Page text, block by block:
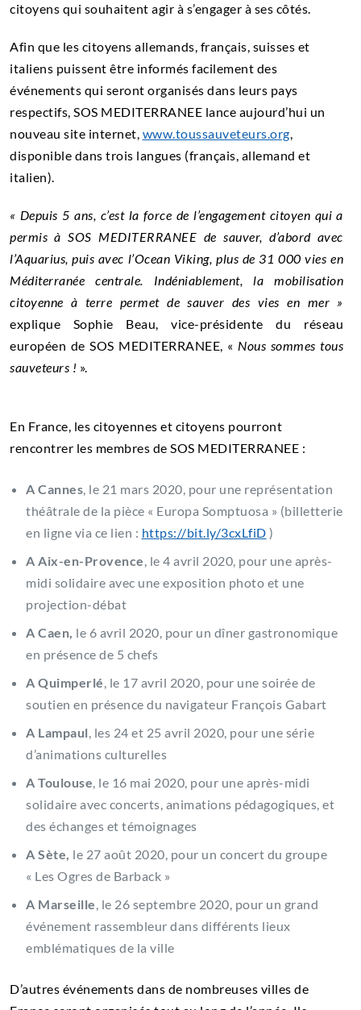
citoyens qui souhaitent agir à s’engager à ses côtés.
Afin que les citoyens allemands, français, suisses et
italiens puissent être informés facilement des
événements qui seront organisés dans leurs pays
respectifs, SOS MEDITERRANEE lance aujourd’hui un
nouveau site internet, www.toussauveteurs.org,
disponible dans trois langues (français, allemand et
italien).
« Depuis 5 ans, c’est la force de l’engagement citoyen qui a
permis à SOS MEDITERRANEE de sauver, d’abord avec
l’Aquarius, puis avec l’Ocean Viking, plus de 31 000 vies en
Méditerranée centrale. Indéniablement, la mobilisation
citoyenne à terre permet de sauver des vies en mer »
explique Sophie Beau, vice-présidente du réseau
européen de SOS MEDITERRANEE, « Nous sommes tous
sauveteurs ! ».
En France, les citoyennes et citoyens pourront
rencontrer les membres de SOS MEDITERRANEE :
A Cannes , le 21 mars 2020, pour une représentation
théâtrale de la pièce « Europa Somptuosa » (billetterie
en ligne via ce lien : https://bit.ly/3cxLfiD )
A Aix-en-Provence , le 4 avril 2020, pour une après-
midi solidaire avec une exposition photo et une
projection-débat
A Caen, le 6 avril 2020, pour un dîner gastronomique
en présence de 5 chefs
A Quimperlé , le 17 avril 2020, pour une soirée de
soutien en présence du navigateur François Gabart
A Lampaul , les 24 et 25 avril 2020, pour une série
d’animations culturelles
A Toulouse , le 16 mai 2020, pour une après-midi
solidaire avec concerts, animations pédagogiques, et
des échanges et témoignages
A Sète, le 27 août 2020, pour un concert du groupe
« Les Ogres de Barback »
A Marseille , le 26 septembre 2020, pour un grand
événement rassembleur dans différents lieux
emblématiques de la ville
D’autres événements dans de nombreuses villes de